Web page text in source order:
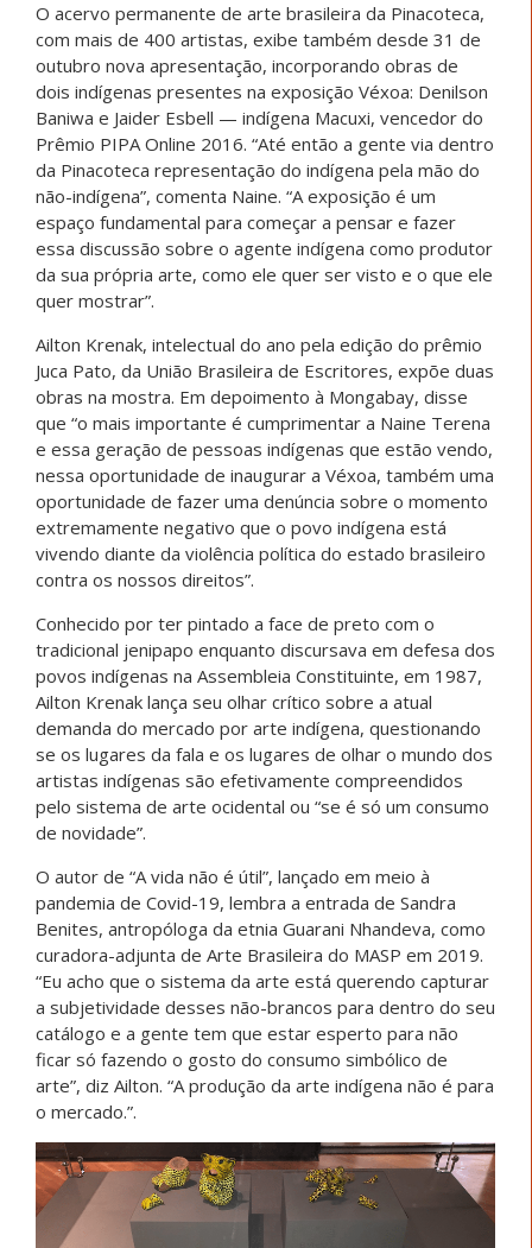
O acervo permanente de arte brasileira da Pinacoteca,
com mais de 400 artistas, exibe também desde 31 de
outubro nova apresentação, incorporando obras de
dois indígenas presentes na exposição Véxoa: Denilson
Baniwa e Jaider Esbell — indígena Macuxi, vencedor do
Prêmio PIPA Online 2016. “Até então a gente via dentro
da Pinacoteca representação do indígena pela mão do
não-indígena”, comenta Naine. “A exposição é um
espaço fundamental para começar a pensar e fazer
essa discussão sobre o agente indígena como produtor
da sua própria arte, como ele quer ser visto e o que ele
quer mostrar”.
Ailton Krenak, intelectual do ano pela edição do prêmio
Juca Pato, da União Brasileira de Escritores, expõe duas
obras na mostra. Em depoimento à Mongabay, disse
que “o mais importante é cumprimentar a Naine Terena
e essa geração de pessoas indígenas que estão vendo,
nessa oportunidade de inaugurar a Véxoa, também uma
oportunidade de fazer uma denúncia sobre o momento
extremamente negativo que o povo indígena está
vivendo diante da violência política do estado brasileiro
contra os nossos direitos”.
Conhecido por ter pintado a face de preto com o
tradicional jenipapo enquanto discursava em defesa dos
povos indígenas na Assembleia Constituinte, em 1987,
Ailton Krenak lança seu olhar crítico sobre a atual
demanda do mercado por arte indígena, questionando
se os lugares da fala e os lugares de olhar o mundo dos
artistas indígenas são efetivamente compreendidos
pelo sistema de arte ocidental ou “se é só um consumo
de novidade”.
O autor de “A vida não é útil”, lançado em meio à
pandemia de Covid-19, lembra a entrada de Sandra
Benites, antropóloga da etnia Guarani Nhandeva, como
curadora-adjunta de Arte Brasileira do MASP em 2019.
“Eu acho que o sistema da arte está querendo capturar
a subjetividade desses não-brancos para dentro do seu
catálogo e a gente tem que estar esperto para não
ficar só fazendo o gosto do consumo simbólico de
arte”, diz Ailton. “A produção da arte indígena não é para
o mercado.”.